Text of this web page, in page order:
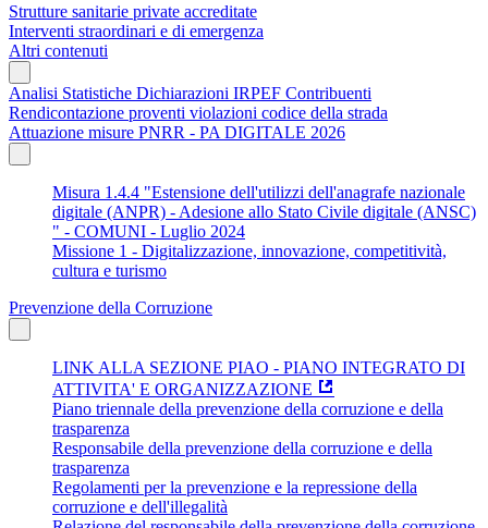
Strutture sanitarie private accreditate
Interventi straordinari e di emergenza
Altri contenuti
Analisi Statistiche Dichiarazioni IRPEF Contribuenti
Rendicontazione proventi violazioni codice della strada
Attuazione misure PNRR - PA DIGITALE 2026
Misura 1.4.4 "Estensione dell'utilizzi dell'anagrafe nazionale
digitale (ANPR) - Adesione allo Stato Civile digitale (ANSC)
" - COMUNI - Luglio 2024
Missione 1 - Digitalizzazione, innovazione, competitività,
cultura e turismo
Prevenzione della Corruzione
LINK ALLA SEZIONE PIAO - PIANO INTEGRATO DI
ATTIVITA' E ORGANIZZAZIONE
Piano triennale della prevenzione della corruzione e della
trasparenza
Responsabile della prevenzione della corruzione e della
trasparenza
Regolamenti per la prevenzione e la repressione della
corruzione e dell'illegalità